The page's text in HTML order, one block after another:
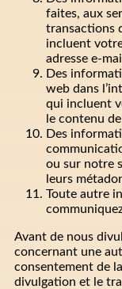
faites, aux
transactions
incluent
adresse e-
Des
web dans
qui incluent
le contenu
Des
ou sur notre
leurs
Toute autre
Avant de nous
concernant une
consentement de
divulgation et le